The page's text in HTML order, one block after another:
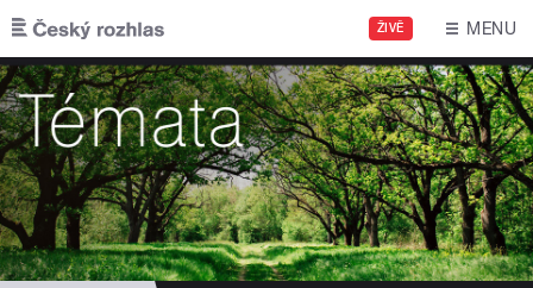
Přejít k hlavnímu obsahu
ŽIVĚ MENU